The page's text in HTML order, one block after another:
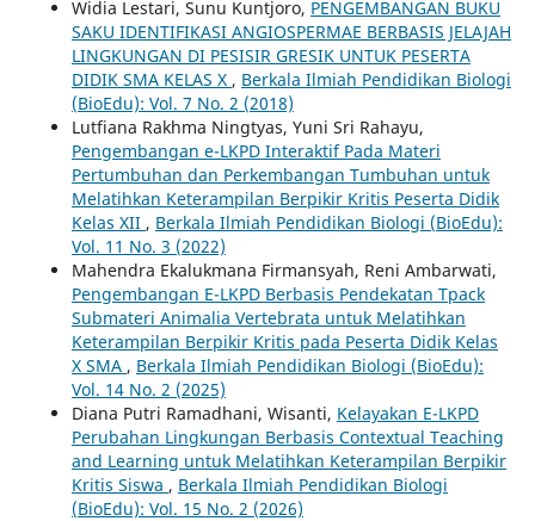
Widia Lestari, Sunu Kuntjoro, PENGEMBANGAN BUKU
SAKU IDENTIFIKASI ANGIOSPERMAE BERBASIS JELAJAH
LINGKUNGAN DI PESISIR GRESIK UNTUK PESERTA
DIDIK SMA KELAS X , Berkala Ilmiah Pendidikan Biologi
(BioEdu): Vol. 7 No. 2 (2018)
Lutfiana Rakhma Ningtyas, Yuni Sri Rahayu,
Pengembangan e-LKPD Interaktif Pada Materi
Pertumbuhan dan Perkembangan Tumbuhan untuk
Melatihkan Keterampilan Berpikir Kritis Peserta Didik
Kelas XII , Berkala Ilmiah Pendidikan Biologi (BioEdu):
Vol. 11 No. 3 (2022)
Mahendra Ekalukmana Firmansyah, Reni Ambarwati,
Pengembangan E-LKPD Berbasis Pendekatan Tpack
Submateri Animalia Vertebrata untuk Melatihkan
Keterampilan Berpikir Kritis pada Peserta Didik Kelas
X SMA , Berkala Ilmiah Pendidikan Biologi (BioEdu):
Vol. 14 No. 2 (2025)
Diana Putri Ramadhani, Wisanti, Kelayakan E-LKPD
Perubahan Lingkungan Berbasis Contextual Teaching
and Learning untuk Melatihkan Keterampilan Berpikir
Kritis Siswa , Berkala Ilmiah Pendidikan Biologi
(BioEdu): Vol. 15 No. 2 (2026)